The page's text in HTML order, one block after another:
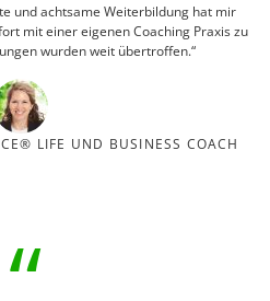
und achtsame Weiterbildung hat mir
mit einer eigenen Coaching Praxis zu
wurden weit übertroffen.“
LIFE UND BUSINESS COACH